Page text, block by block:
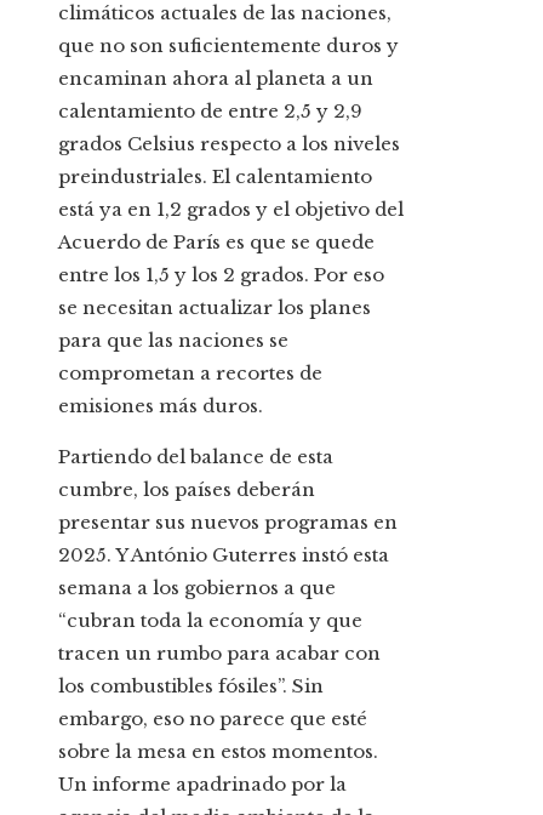
climáticos actuales de las naciones,
que no son suficientemente duros y
encaminan ahora al planeta a un
calentamiento de entre 2,5 y 2,9
grados Celsius respecto a los niveles
preindustriales. El calentamiento
está ya en 1,2 grados y el objetivo del
Acuerdo de París es que se quede
entre los 1,5 y los 2 grados. Por eso
se necesitan actualizar los planes
para que las naciones se
comprometan a recortes de
emisiones más duros.
Partiendo del balance de esta
cumbre, los países deberán
presentar sus nuevos programas en
2025. Y António Guterres instó esta
semana a los gobiernos a que
“cubran toda la economía y que
tracen un rumbo para acabar con
los combustibles fósiles”. Sin
embargo, eso no parece que esté
sobre la mesa en estos momentos.
Un informe apadrinado por la